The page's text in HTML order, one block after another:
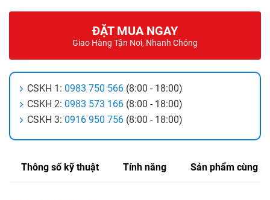
ĐẶT MUA NGAY
Giao Hàng Tận Nơi, Nhanh Chóng
CSKH 1: 0983 750 566 (8:00 - 18:00)
CSKH 2: 0983 573 166 (8:00 - 18:00)
CSKH 3: 0916 950 756 (8:00 - 18:00)
Thông số kỹ thuật Tính năng Sản phẩm cùng